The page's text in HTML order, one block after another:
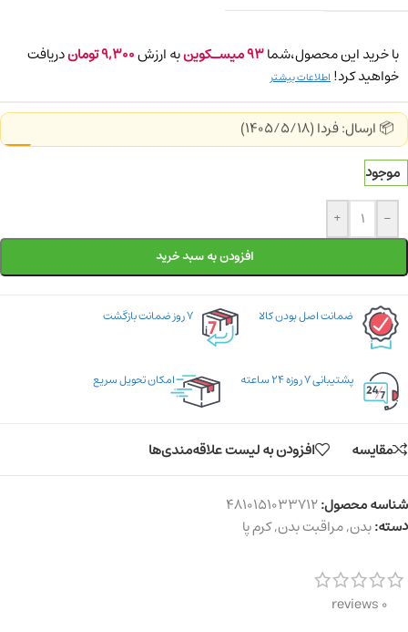
با خرید این محصول،شما93میسـکوینبه ارزش9,300توماندریافت
خواهید کرد! اطلاعات بیشتر
📦 ارسال: فردا (1405/5/18)
موجود
-
+
افزودن به سبد خرید
ضمانت اصل بودن کالا ۷ روز ضمانت بازگشت
پشتیبانی ۷ روزه ۲۴ ساعته امکان تحویل سریع
مقایسه افزودن به لیست علاقه‌مندی‌ها
شناسه محصول:4810151033712
دسته:بدن,مراقبت بدن,کرم پا
0 reviews